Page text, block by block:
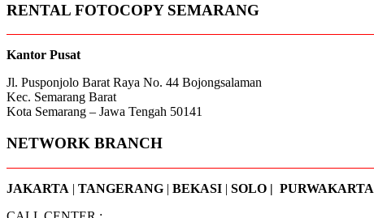
RENTAL FOTOCOPY SEMARANG
Kantor Pusat
Jl. Pusponjolo Barat Raya No. 44 Bojongsalaman
Kec. Semarang Barat
Kota Semarang – Jawa Tengah 50141
NETWORK BRANCH
JAKARTA | TANGERANG | BEKASI | SOLO | PURWAKARTA